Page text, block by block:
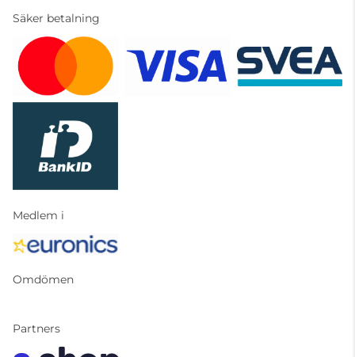
Säker betalning
Medlem i
Omdömen
Partners